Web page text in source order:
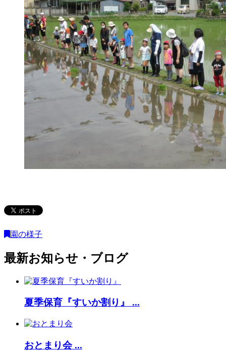
園の様子
最新お知らせ・ブログ
夏季保育『すいか割り』 ...
おとまり会 ...